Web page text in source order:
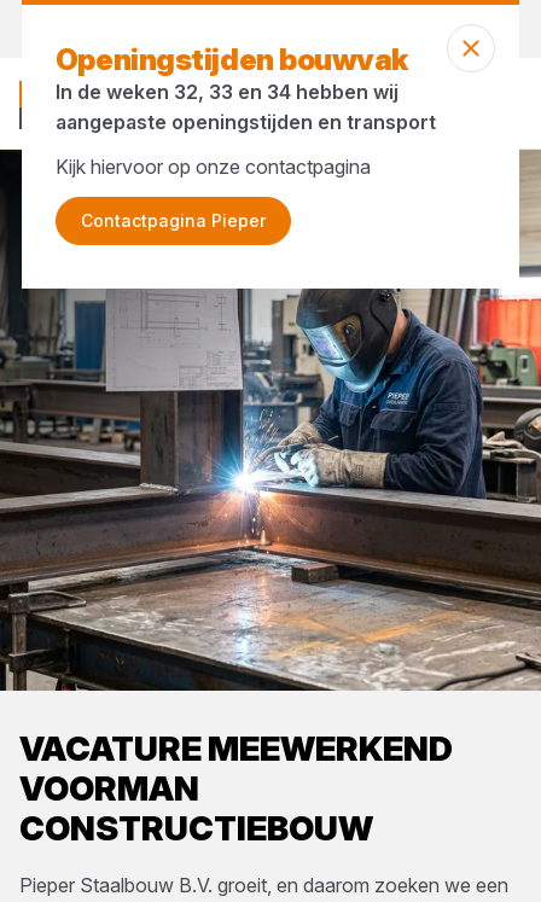
VACATURE MEEWERKEND
VOORMAN
CONSTRUCTIEBOUW
Pieper Staalbouw B.V. groeit, en daarom zoeken we een
Vacature Meewerkend Voorman Constructiebouw
Openingstijden bouwvak
In de weken 32, 33 en 34 hebben wij
aangepaste openingstijden en transport
Kijk hiervoor op onze contactpagina
Contactpagina Pieper